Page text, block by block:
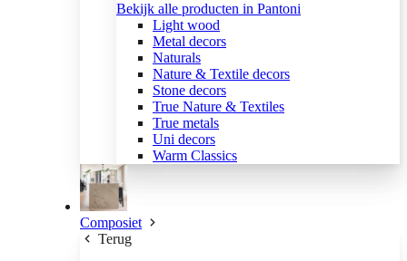
Bekijk alle producten in Pantoni
Light wood
Metal decors
Naturals
Nature & Textile decors
Stone decors
True Nature & Textiles
True metals
Uni decors
Warm Classics
Composiet
Terug